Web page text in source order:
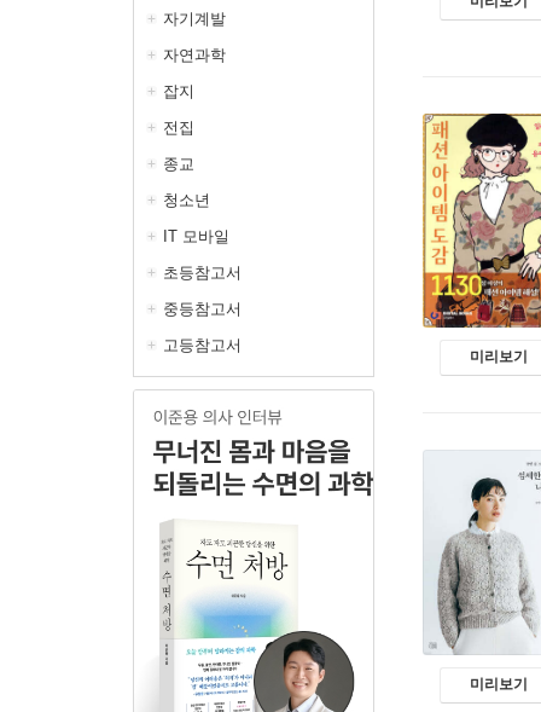
자기계발
자연과학
잡지
전집
종교
청소년
IT 모바일
초등참고서
중등참고서
고등참고서
미리보기
미리보기